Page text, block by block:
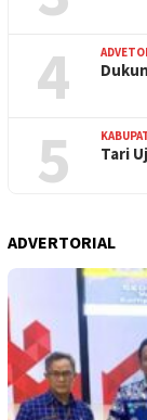
4
5 Tari
ADVERTORIAL